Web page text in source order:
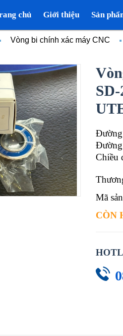
chủ Giới thiệu Sản
Vòng bi chính xác máy CNC
Chiều
Mã
CÒN